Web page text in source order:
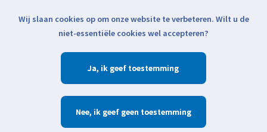
Klik voor actuele verzendinformatie...
Verlanglijst
Zoeken
Wij slaan cookies op om onze website te verbeteren. Wilt u de
niet-essentiële cookies wel accepteren?
Ja
Nee